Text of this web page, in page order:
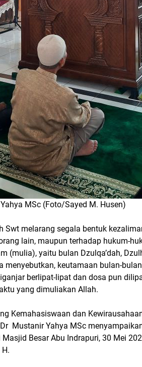
MSc (Foto/Sayed M. Husen)
Swt melarang segala bentuk
lain, maupun terhadap hukum-
(mulia), yaitu bulan Dzulqa’dah,
menyebutkan, keutamaan bulan-
berlipat-lipat dan dosa pun
yang dimuliakan Allah.
Kemahasiswaan dan
Mustanir Yahya MSc
Besar Abu Indrapuri, 30 Mei